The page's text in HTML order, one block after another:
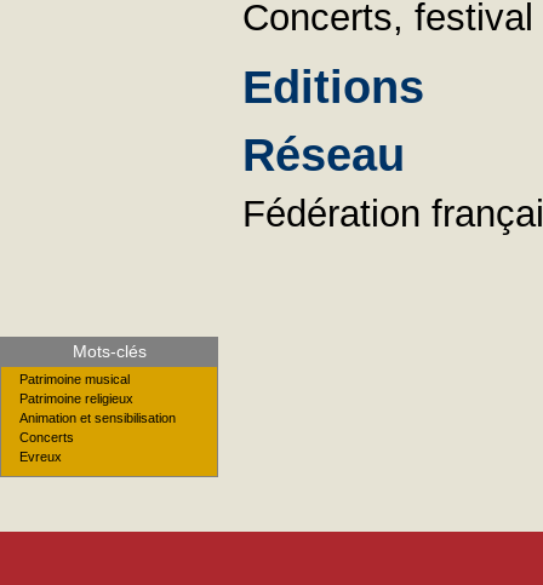
Concerts,
Editions
Réseau
Fédération
Mots-clés
Patrimoine musical
Patrimoine religieux
Animation et sensibilisation
Concerts
Evreux